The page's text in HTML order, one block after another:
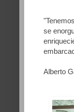
se
Alberto